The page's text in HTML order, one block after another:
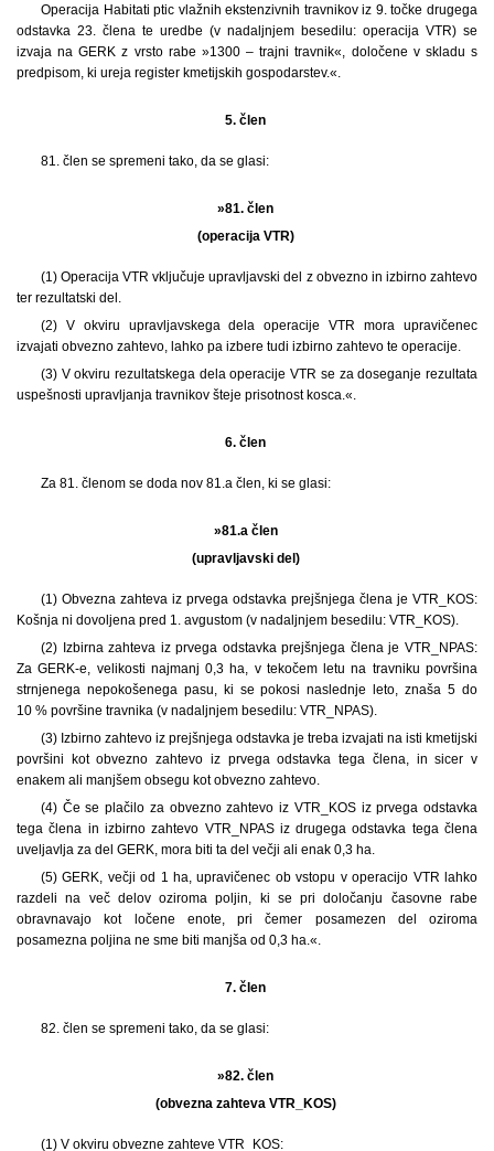
Operacija Habitati ptic vlažnih ekstenzivnih travnikov iz 9. točke drugega
odstavka 23. člena te uredbe (v nadaljnjem besedilu: operacija VTR) se
izvaja na GERK z vrsto rabe »1300 – trajni travnik«, določene v skladu s
predpisom, ki ureja register kmetijskih gospodarstev.«.
5. člen
81. člen se spremeni tako, da se glasi:
»81. člen
(operacija VTR)
(1) Operacija VTR vključuje upravljavski del z obvezno in izbirno zahtevo
ter rezultatski del.
(2) V okviru upravljavskega dela operacije VTR mora upravičenec
izvajati obvezno zahtevo, lahko pa izbere tudi izbirno zahtevo te operacije.
(3) V okviru rezultatskega dela operacije VTR se za doseganje rezultata
uspešnosti upravljanja travnikov šteje prisotnost kosca.«.
6. člen
Za 81. členom se doda nov 81.a člen, ki se glasi:
»81.a člen
(upravljavski del)
(1) Obvezna zahteva iz prvega odstavka prejšnjega člena je VTR_KOS:
Košnja ni dovoljena pred 1. avgustom (v nadaljnjem besedilu: VTR_KOS).
(2) Izbirna zahteva iz prvega odstavka prejšnjega člena je VTR_NPAS:
Za GERK-e, velikosti najmanj 0,3 ha, v tekočem letu na travniku površina
strnjenega nepokošenega pasu, ki se pokosi naslednje leto, znaša 5 do
10 % površine travnika (v nadaljnjem besedilu: VTR_NPAS).
(3) Izbirno zahtevo iz prejšnjega odstavka je treba izvajati na isti kmetijski
površini kot obvezno zahtevo iz prvega odstavka tega člena, in sicer v
enakem ali manjšem obsegu kot obvezno zahtevo.
(4) Če se plačilo za obvezno zahtevo iz VTR_KOS iz prvega odstavka
tega člena in izbirno zahtevo VTR_NPAS iz drugega odstavka tega člena
uveljavlja za del GERK, mora biti ta del večji ali enak 0,3 ha.
(5) GERK, večji od 1 ha, upravičenec ob vstopu v operacijo VTR lahko
razdeli na več delov oziroma poljin, ki se pri določanju časovne rabe
obravnavajo kot ločene enote, pri čemer posamezen del oziroma
posamezna poljina ne sme biti manjša od 0,3 ha.«.
7. člen
82. člen se spremeni tako, da se glasi:
»82. člen
(obvezna zahteva VTR_KOS)
(1) V okviru obvezne zahteve VTR_KOS: